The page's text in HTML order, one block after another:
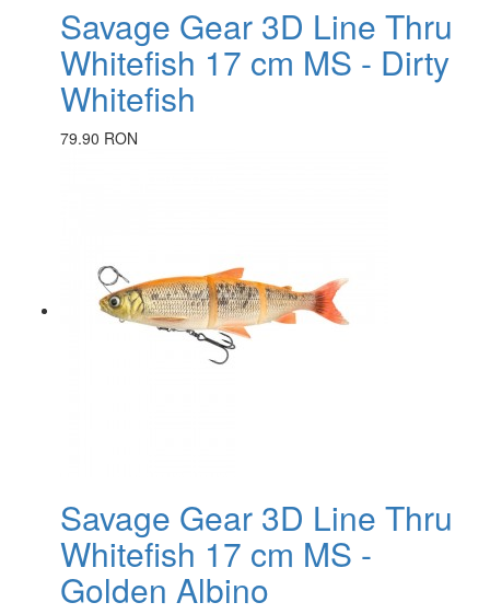
Savage Gear 3D Line Thru
Whitefish 17 cm MS - Dirty
Whitefish
79.90 RON
Savage Gear 3D Line Thru
Whitefish 17 cm MS -
Golden Albino